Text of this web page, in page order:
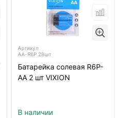
Артикул
AA-R6P 2Bшт
Батарейка солевая R6P-
AA 2 шт VIXION
В наличии